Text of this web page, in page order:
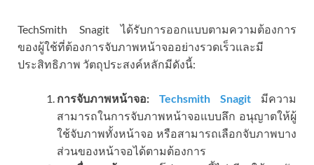
TechSmith Snagit ได้รับการออกแบบตามความต้องการ
ของผู้ใช้ที่ต้องการจับภาพหน้าจออย่างรวดเร็วและมี
ประสิทธิภาพ วัตถุประสงค์หลักมีดังนี้:
การจับภาพหน้าจอ: Techsmith Snagit มีความ
สามารถในการจับภาพหน้าจอแบบลึก อนุญาตให้ผู้
ใช้จับภาพทั้งหน้าจอ หรือสามารถเลือกจับภาพบาง
ส่วนของหน้าจอได้ตามต้องการ